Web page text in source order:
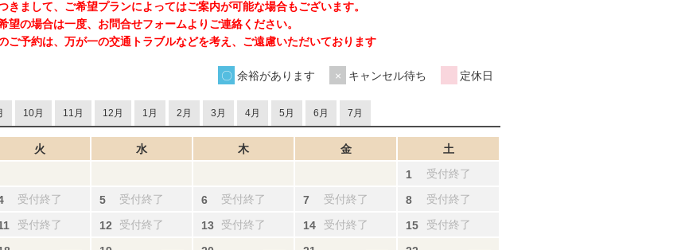
きまして、ご希望プランによってはご案内が可能な場合もございます。
望の場合は一度、お問合せフォームよりご連絡ください。
ご予約は、万が一の交通トラブルなどを考え、ご遠慮いただいております
余裕があります キャンセル待ち 定休日
10月 11月 12月 1月 2月 3月 4月 5月 6月 7月
火 水 木 金
土
受付終了
受付終了 受付終了 受付終了 受付終了
受付終了
受付終了 受付終了 受付終了 受付終了 受付終了